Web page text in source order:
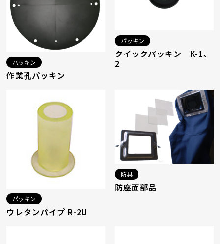
パッキン
作業孔パッキン
パッキン
クイックパッキン K-1、
2
パッキン
ウレタンパイプ R-2U
防具
防塵面部品